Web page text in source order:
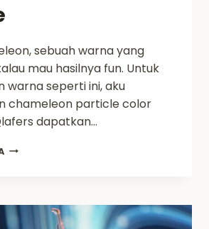
sebuah warna yang
mau hasilnya fun. Untuk
warna seperti ini, aku
chameleon particle color
dapatkan…
CHAMELEON